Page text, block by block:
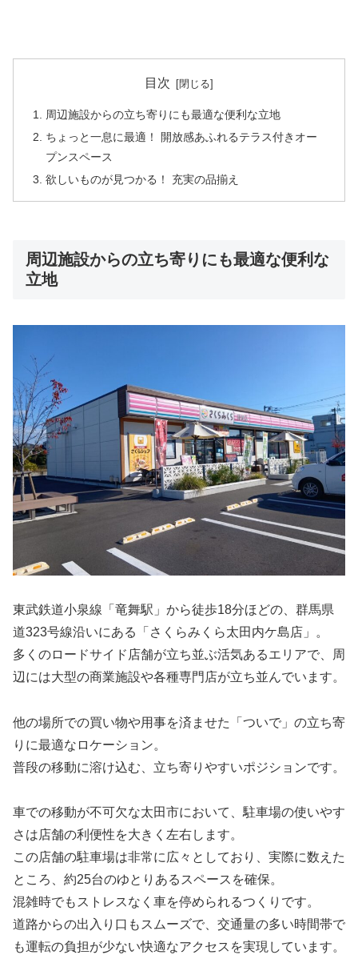
目次
周辺施設からの立ち寄りにも最適な便利な立地
ちょっと一息に最適！ 開放感あふれるテラス付きオー
プンスペース
欲しいものが見つかる！ 充実の品揃え
周辺施設からの立ち寄りにも最適な便利な
立地
東武鉄道小泉線「竜舞駅」から徒歩18分ほどの、群馬県
道323号線沿いにある「さくらみくら太田内ケ島店」。
多くのロードサイド店舗が立ち並ぶ活気あるエリアで、周
辺には大型の商業施設や各種専門店が立ち並んでいます。
他の場所での買い物や用事を済ませた「ついで」の立ち寄
りに最適なロケーション。
普段の移動に溶け込む、立ち寄りやすいポジションです。
車での移動が不可欠な太田市において、駐車場の使いやす
さは店舗の利便性を大きく左右します。
この店舗の駐車場は非常に広々としており、実際に数えた
ところ、約25台のゆとりあるスペースを確保。
混雑時でもストレスなく車を停められるつくりです。
道路からの出入り口もスムーズで、交通量の多い時間帯で
も運転の負担が少ない快適なアクセスを実現しています。